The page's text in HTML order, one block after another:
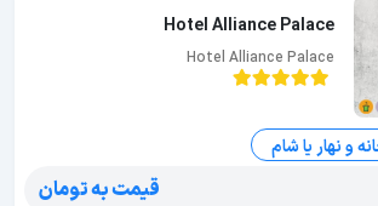
Hotel Alliance Palace
Hotel Alliance Palace
و نهار یا شام
قیمت به تومان